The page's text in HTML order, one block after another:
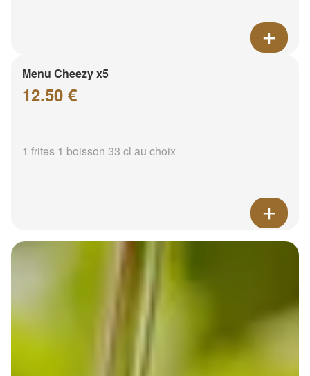
Menu Cheezy x5
12.50 €
1 frites 1 boisson 33 cl au choix